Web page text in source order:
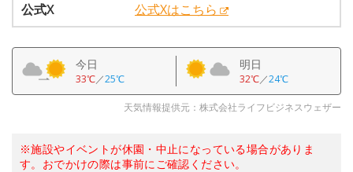
公式X
公式Xはこちら
今日
33℃／25℃
明日
32℃／24℃
天気情報提供元：株式会社ライフビジネスウェザー
※施設やイベントが休園・中止になっている場合がありま
す。おでかけの際は事前にご確認ください。